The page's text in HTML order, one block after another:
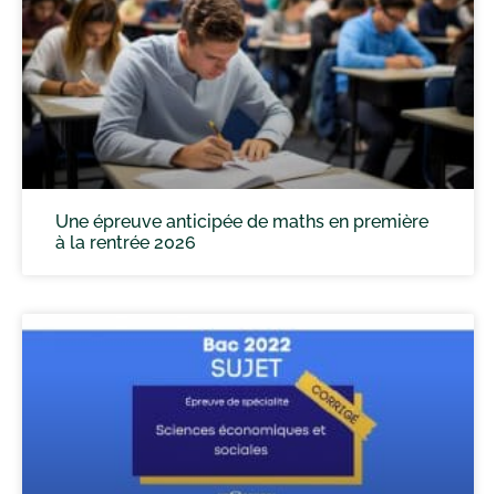
Une épreuve anticipée de maths en première
à la rentrée 2026